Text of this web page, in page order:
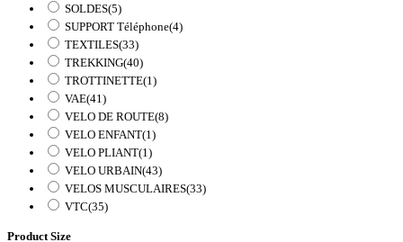
SOLDES(5)
SUPPORT Téléphone(4)
TEXTILES(33)
TREKKING(40)
TROTTINETTE(1)
VAE(41)
VELO DE ROUTE(8)
VELO ENFANT(1)
VELO PLIANT(1)
VELO URBAIN(43)
VELOS MUSCULAIRES(33)
VTC(35)
Product Size